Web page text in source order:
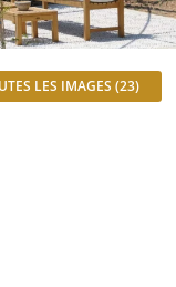
LES IMAGES (23)